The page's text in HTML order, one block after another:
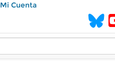
Mi Cuenta